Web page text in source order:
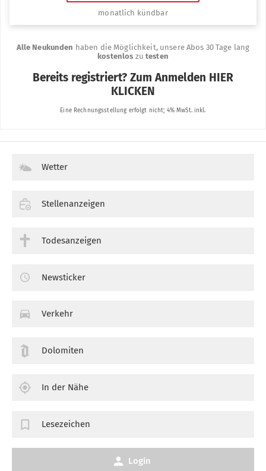
Wetter
Stellenanzeigen
Todesanzeigen
Newsticker
Verkehr
Dolomiten
In der Nähe
Lesezeichen
Login